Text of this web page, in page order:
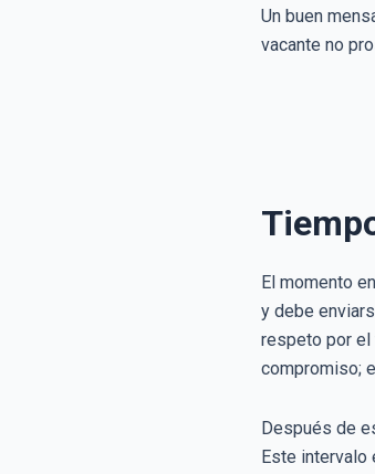
Un buen
vacante no
El momento
y debe
respeto por el
compromiso;
Después de
Este intervalo